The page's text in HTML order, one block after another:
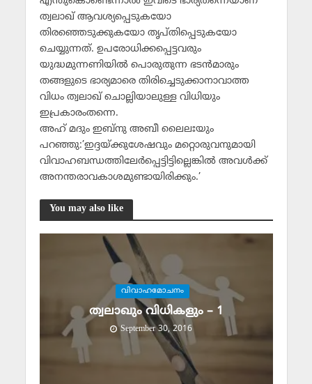
ത്വലാഖ് ആവശ്യപ്പെടുകയോ
തിരഞ്ഞെടുക്കുകയോ തൃപ്തിപ്പെടുകയോ
ചെയ്യുന്നത്. ഉപരോധിക്കപ്പെട്ടവരും
യുദ്ധമുന്നണിയില്‍ പൊരുതുന്ന ഭടന്‍മാരും
തങ്ങളുടെ ഭാര്യമാരെ തിരിച്ചെടുക്കാനാവാത്ത
വിധം ത്വലാഖ് ചൊല്ലിയാലുള്ള വിധിയും
ഇപ്രകാരംതന്നെ.
അഹ് മദും ഇബ്‌നു അബീ ലൈലഃയും
പറഞ്ഞു:’ഇദ്ദയ്ക്കുശേഷവും മറ്റൊരുവനുമായി
വിവാഹബന്ധത്തിലേര്‍പ്പെട്ടിട്ടില്ലെങ്കില്‍ അവള്‍ക്ക്
അനന്തരാവകാശമുണ്ടായിരിക്കും.’
You may also like
വിവാഹമോചനം
ത്വലാഖും വിധികളും – 1
September 30, 2016